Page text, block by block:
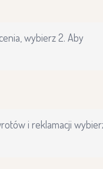
wybierz 2. Aby
i reklamacji